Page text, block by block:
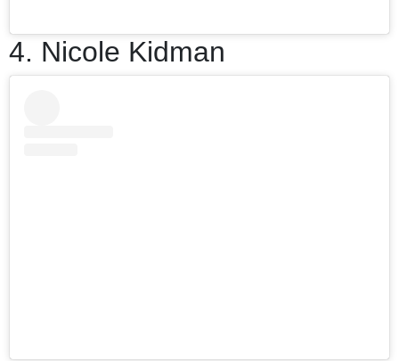
4. Nicole Kidman